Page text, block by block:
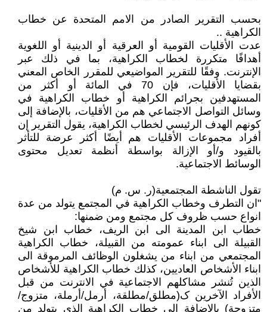
بحسب التقرير الصادر من الامم المتحدة عن خطاب
الكراهية ..
عدت الأقليات القومية أو العرقية أو الدينية أو اللغوية
أهدافًا متكررة لخطاب الكراهية، بما في ذلك عبر
الإنترنت. وفقًا للتقرير المواضيعي للمقرر الخاص المعني
بقضايا الأقليات، فإن 70 في المائة أو أكثر من
المستهدفين بجرائم الكراهية أو خطاب الكراهية في
وسائل التواصل الاجتماعي هم من الأقليات، بالإضافة إلى
كونهم الهدف الرئيسي لخطاب الكراهية، يقول التقرير إن
أفراد مجموعات الأقليات هم أيضًا أكثر عرضة للتأثر
بالقيود و/أو الإزالة بواسطة أنظمة تعديل محتوى
الوسائط الاجتماعية.
تقول الناشطة المجتمعية(ر. س. م)
"ان التطرف وخطاب الكراهية في المجتمع يتولد من عدة
انواع حسب ظروف كل مجتمع ومن ضمنها:
خطاب ابن المدينة الى ابن الريف، خطاب ابن شيخ
القبيلة الى ابناء عمومته من القبيلة، خطاب الكراهية
المجتمعي من ابناء من يشغلون الوظائف المرموقة الى
ابناء الأشخاص العاديين، كذلك خطاب الكراهية للأشخاص
الذين تُنشر مشاكلهم الاجتماعية في الانترنت من قبل
الأفراد الآخرين ک(مطلق/مطلقة، أرمل/أرملة، متزوج/
متزوجة) بالإضافة الى خطاب الكراهية الذي يتولد من